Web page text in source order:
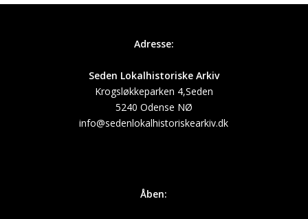
Adresse:
Seden Lokalhistoriske Arkiv
Krogsløkkeparken 4,Seden
5240 Odense NØ
info@sedenlokalhistoriskearkiv.dk
Åben: